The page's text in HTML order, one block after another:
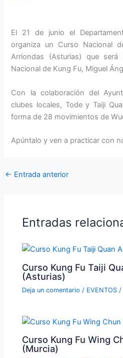
El 21 de junio el
organiza un Curso Nacional
Arriondas (Asturias) que
Nacional de Kung Fu, Miguel
Con la colaboración del
clubes locales, Tode y Taiji
forma de 28 movimientos de
Apúntalo y ven a practicar con
← Entrada anterior
Entradas
Curso Kung Fu Taiji
(Asturias)
Deja un comentario / EVENTOS /
Curso Kung Fu Wing
(Murcia)